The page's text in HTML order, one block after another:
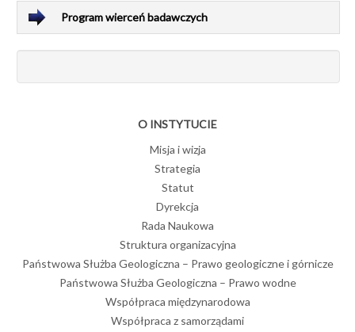
Program wierceń badawczych
O INSTYTUCIE
Misja i wizja
Strategia
Statut
Dyrekcja
Rada Naukowa
Struktura organizacyjna
Państwowa Służba Geologiczna – Prawo geologiczne i górnicze
Państwowa Służba Geologiczna – Prawo wodne
Współpraca międzynarodowa
Współpraca z samorządami